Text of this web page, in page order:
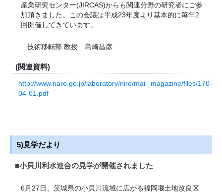
産業研究センター(JIRCAS)からも関連分野の研究者にご参
加頂きました。この会議は平成23年度より基本的に毎年2
回開催してきています。
技術移転部 教授 島崎昌彦
(関連資料)
http://www.naro.go.jp/laboratory/nire/mail_magazine/files/170-
04-01.pdf
5)見学だより
■小貝川利水連合の見学が開催されました
6月27日、茨城県の小貝川流域に広がる福岡堰土地改良区